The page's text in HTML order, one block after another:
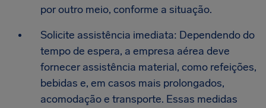
por outro meio, conforme a situação.
Solicite assistência imediata: Dependendo do
tempo de espera, a empresa aérea deve
fornecer assistência material, como refeições,
bebidas e, em casos mais prolongados,
acomodação e transporte. Essas medidas